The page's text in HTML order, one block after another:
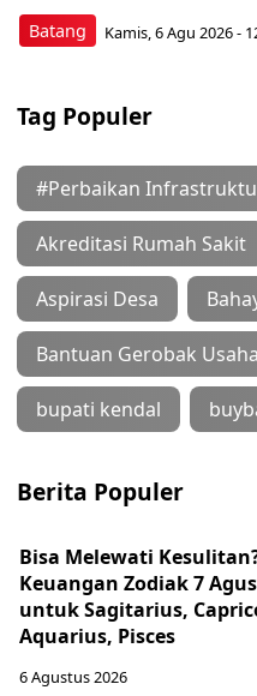
Batang Kamis, 6 Agu 2026 -
Tag Populer
#Perbaikan
Akreditasi Rumah Sakit
Aspirasi Desa
Bantuan Gerobak Usaha
bupati kendal
Berita Populer
Bisa Melewati
Keuangan Zodiak 7
untuk Sagitarius,
Aquarius, Pisces
6 Agustus 2026